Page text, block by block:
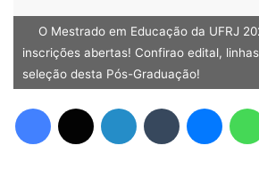
O Mestrado em Educação da UFRJ
inscrições abertas! Confirao edital,
seleção desta Pós-Graduação!